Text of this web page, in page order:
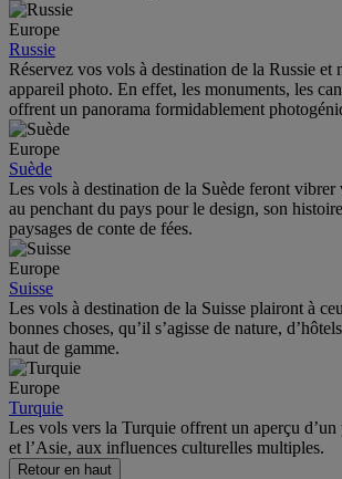
Europe
Russie
Réservez vos vols à destination de la Russie et
appareil photo. En effet, les monuments, les
offrent un panorama formidablement
Europe
Suède
Les vols à destination de la Suède feront vibrer
au penchant du pays pour le design, son
paysages de conte de fées.
Europe
Suisse
Les vols à destination de la Suisse plairont à
bonnes choses, qu’il s’agisse de nature,
haut de gamme.
Europe
Turquie
Les vols vers la Turquie offrent un aperçu d’un
et l’Asie, aux influences culturelles multiples.
Retour en haut